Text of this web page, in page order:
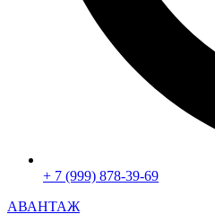
+ 7 (999) 878-39-69
АВАНТАЖ